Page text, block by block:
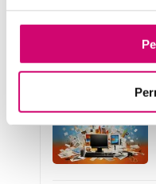
Cursuri